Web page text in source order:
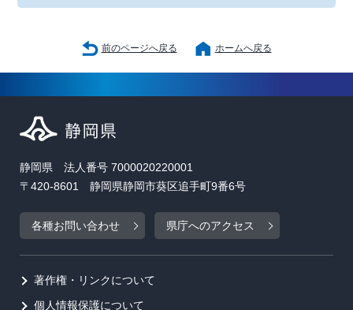
前のページへ戻る ホームへ戻る
静岡県 法人番号 7000020220001
〒420-8601 静岡県静岡市葵区追手町9番6号
各種お問い合わせ 県庁へのアクセス
著作権・リンクについて
個人情報保護について